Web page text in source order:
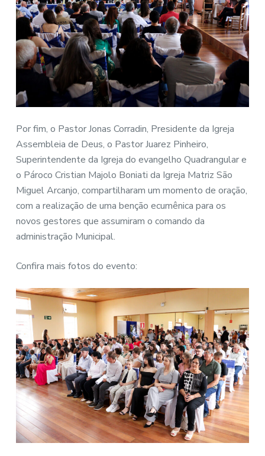
Por fim, o Pastor Jonas Corradin, Presidente da Igreja
Assembleia de Deus, o Pastor Juarez Pinheiro,
Superintendente da Igreja do evangelho Quadrangular e
o Pároco Cristian Majolo Boniati da Igreja Matriz São
Miguel Arcanjo, compartilharam um momento de oração,
com a realização de uma benção ecumênica para os
novos gestores que assumiram o comando da
administração Municipal.
Confira mais fotos do evento: